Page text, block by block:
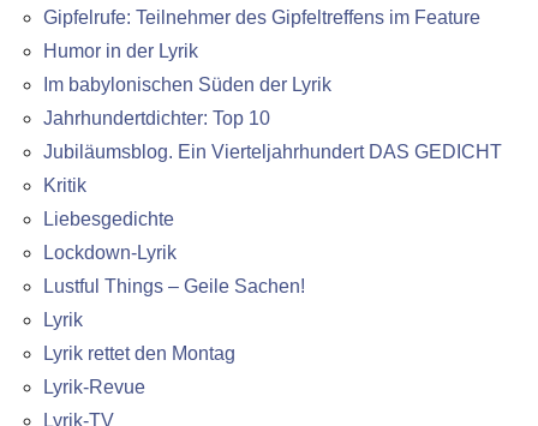
Gipfelrufe: Teilnehmer des Gipfeltreffens im Feature
Humor in der Lyrik
Im babylonischen Süden der Lyrik
Jahrhundertdichter: Top 10
Jubiläumsblog. Ein Vierteljahrhundert DAS GEDICHT
Kritik
Liebesgedichte
Lockdown-Lyrik
Lustful Things – Geile Sachen!
Lyrik
Lyrik rettet den Montag
Lyrik-Revue
Lyrik-TV